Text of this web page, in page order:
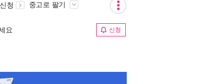
청 중고로 팔기
요 신청